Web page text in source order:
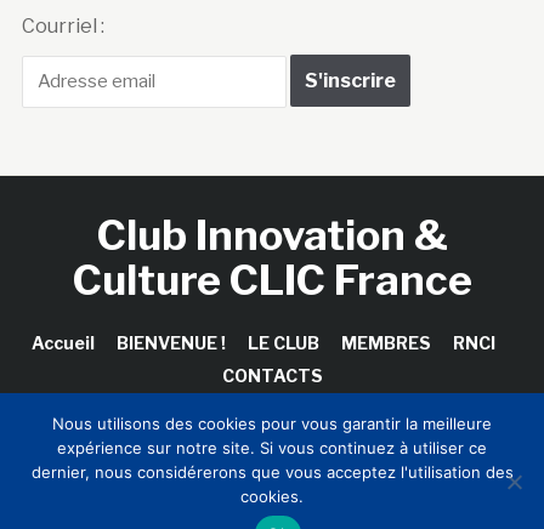
Courriel :
Club Innovation &
Culture CLIC France
Accueil BIENVENUE ! LE CLUB MEMBRES
RNCI
CONTACTS
Copyright © 2026 Club Innovation & Culture CLIC France /
Sinapses Conseils
Nous utilisons des cookies pour vous garantir la meilleure
expérience sur notre site. Si vous continuez à utiliser ce
dernier, nous considérerons que vous acceptez l'utilisation des
cookies.